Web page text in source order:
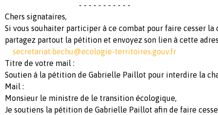
- - - - - - - - - - -
Chers signataires,
Si vous souhaiter participer à ce combat pour faire cesser la
partagez partout la pétition et envoyez son lien à cette
secretariat.bechu@ecologie-territoires.gouv.fr
Titre de votre mail :
Soutien à la pétition de Gabrielle Paillot pour interdire la
Mail :
Monsieur le ministre de le transition écologique,
Je soutiens la pétition de Gabrielle Paillot afin de faire